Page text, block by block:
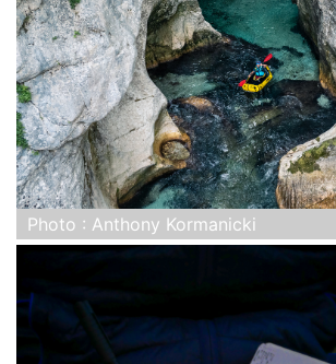
Photo : Anthony Kormanicki